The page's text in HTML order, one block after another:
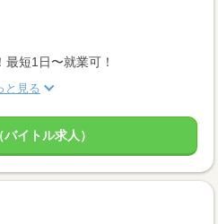
短1日〜就業可！
と見る
イトル求人）